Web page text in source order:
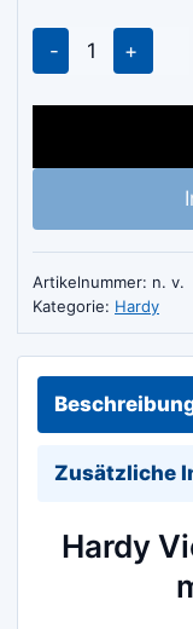
Hardy
Vierkant-
Maurerkelle
Holzgriff
Artikelnummer: n. v.
Kategorie: Hardy
Zusätzliche
Hardy